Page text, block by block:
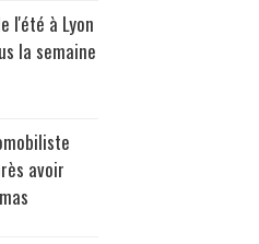
l'été à Lyon
la semaine
avoir